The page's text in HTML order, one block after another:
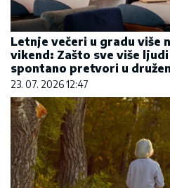
Letnje večeri u gradu više
vikend: Zašto sve više
spontano pretvori u
23. 07. 2026 12:47